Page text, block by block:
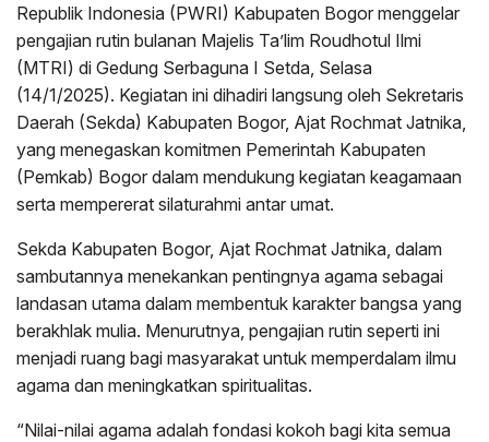
Republik Indonesia (PWRI) Kabupaten Bogor menggelar
pengajian rutin bulanan Majelis Ta’lim Roudhotul Ilmi
(MTRI) di Gedung Serbaguna I Setda, Selasa
(14/1/2025). Kegiatan ini dihadiri langsung oleh Sekretaris
Daerah (Sekda) Kabupaten Bogor, Ajat Rochmat Jatnika,
yang menegaskan komitmen Pemerintah Kabupaten
(Pemkab) Bogor dalam mendukung kegiatan keagamaan
serta mempererat silaturahmi antar umat.
Sekda Kabupaten Bogor, Ajat Rochmat Jatnika, dalam
sambutannya menekankan pentingnya agama sebagai
landasan utama dalam membentuk karakter bangsa yang
berakhlak mulia. Menurutnya, pengajian rutin seperti ini
menjadi ruang bagi masyarakat untuk memperdalam ilmu
agama dan meningkatkan spiritualitas.
“Nilai-nilai agama adalah fondasi kokoh bagi kita semua